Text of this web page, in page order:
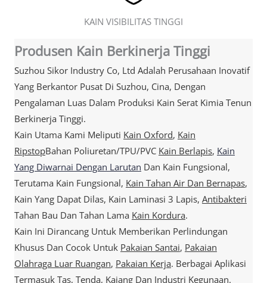
KAIN VISIBILITAS TINGGI
Produsen Kain Berkinerja Tinggi
Suzhou Sikor Industry Co, Ltd Adalah Perusahaan Inovatif
Yang Berkantor Pusat Di Suzhou, Cina, Dengan
Pengalaman Luas Dalam Produksi Kain Serat Kimia Tenun
Berkinerja Tinggi.
Kain Utama Kami Meliputi Kain Oxford, Kain
RipstopBahan Poliuretan/TPU/PVC Kain Berlapis, Kain
Yang Diwarnai Dengan Larutan Dan Kain Fungsional,
Terutama Kain Fungsional, Kain Tahan Air Dan Bernapas,
Kain Yang Dapat Dilas, Kain Laminasi 3 Lapis, Antibakteri
Tahan Bau Dan Tahan Lama Kain Kordura.
Kain Ini Dirancang Untuk Memberikan Perlindungan
Khusus Dan Cocok Untuk Pakaian Santai, Pakaian
Olahraga Luar Ruangan, Pakaian Kerja. Berbagai Aplikasi
Termasuk Tas, Tenda, Kajang Dan Industri Kegunaan.